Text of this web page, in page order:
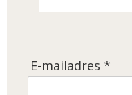
E-mailadres *